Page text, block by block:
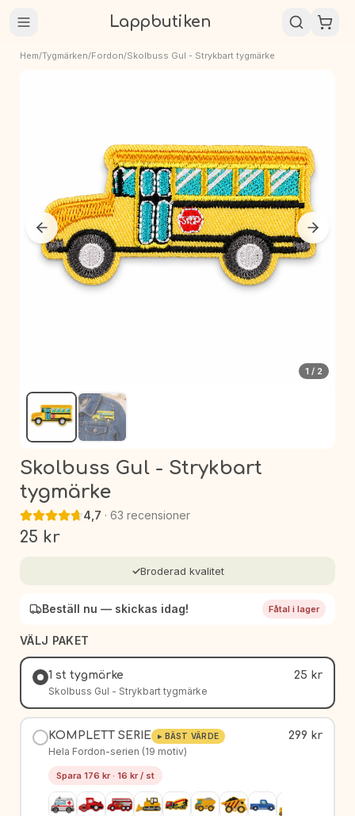
Lappbutiken
Hem/Tygmärken/Fordon/Skolbuss Gul - Strykbart tygmärke
1 / 2
Skolbuss Gul - Strykbart
tygmärke
4,7 · 63 recensioner
25 kr
✓Broderad kvalitet
Beställ nu — skickas idag! Fåtal i lager
VÄLJ PAKET
1 st tygmärke
Skolbuss Gul - Strykbart tygmärke
25 kr
KOMPLETT SERIE ▸ BÄST VÄRDE
Hela Fordon-serien (19 motiv)
Spara 176 kr · 16 kr / st
299 kr